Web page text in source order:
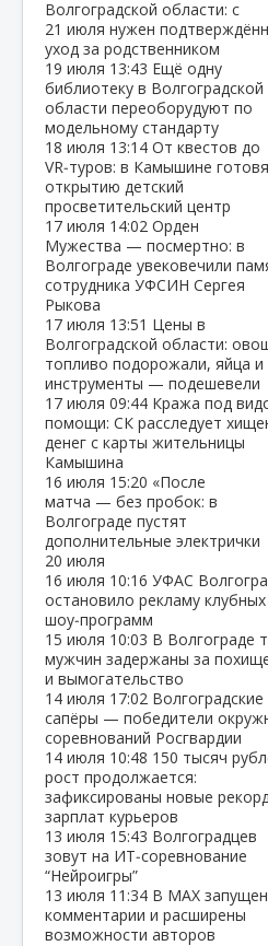
Волгоградской области: с
21 июля нужен
уход за родственником
19 июля 13:43 Ещё одну
библиотеку в Волгоградской
области переоборудуют по
модельному стандарту
18 июля 13:14 От квестов до
VR‑туров: в Камышине
открытию детский
просветительский центр
17 июля 14:02 Орден
Мужества — посмертно: в
Волгограде увековечили
сотрудника УФСИН Сергея
Рыкова
17 июля 13:51 Цены в
Волгоградской области:
топливо подорожали, яйца и
инструменты — подешевели
17 июля 09:44 Кража под
помощи: СК расследует
денег с карты жительницы
Камышина
16 июля 15:20 «После
матча — без пробок: в
Волгограде пустят
дополнительные электрички
20 июля
16 июля 10:16 УФАС
остановило рекламу клубных
шоу‑программ
15 июля 10:03 В Волгограде
мужчин задержаны за
и вымогательство
14 июля 17:02 Волгоградские
сапёры — победители
соревнований Росгвардии
14 июля 10:48 150 тысяч
рост продолжается:
зафиксированы новые
зарплат курьеров
13 июля 15:43 Волгоградцев
зовут на ИТ‑соревнование
“Нейроигры”
13 июля 11:34 В МАХ
комментарии и расширены
возможности авторов